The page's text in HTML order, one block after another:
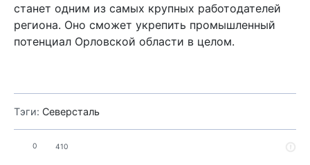
станет одним из самых крупных работодателей
региона. Оно сможет укрепить промышленный
потенциал Орловской области в целом.
Тэги: Северсталь
0 410